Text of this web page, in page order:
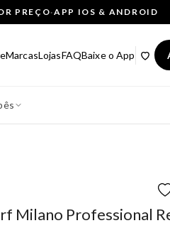
PREÇO·APP IOS & ANDROID
MarcasLojasFAQBaixe o App
Milano Professional